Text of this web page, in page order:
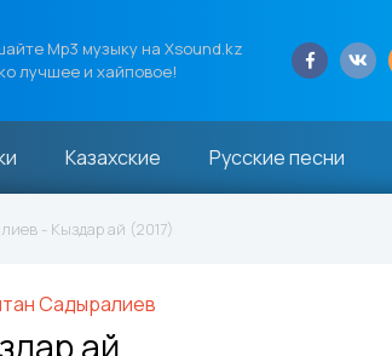
Mp3 музыку на Xsound.kz
лучшее и хайповое!
Казахские Русские песни
- Кыздар ай (2017)
Садыралиев
ай